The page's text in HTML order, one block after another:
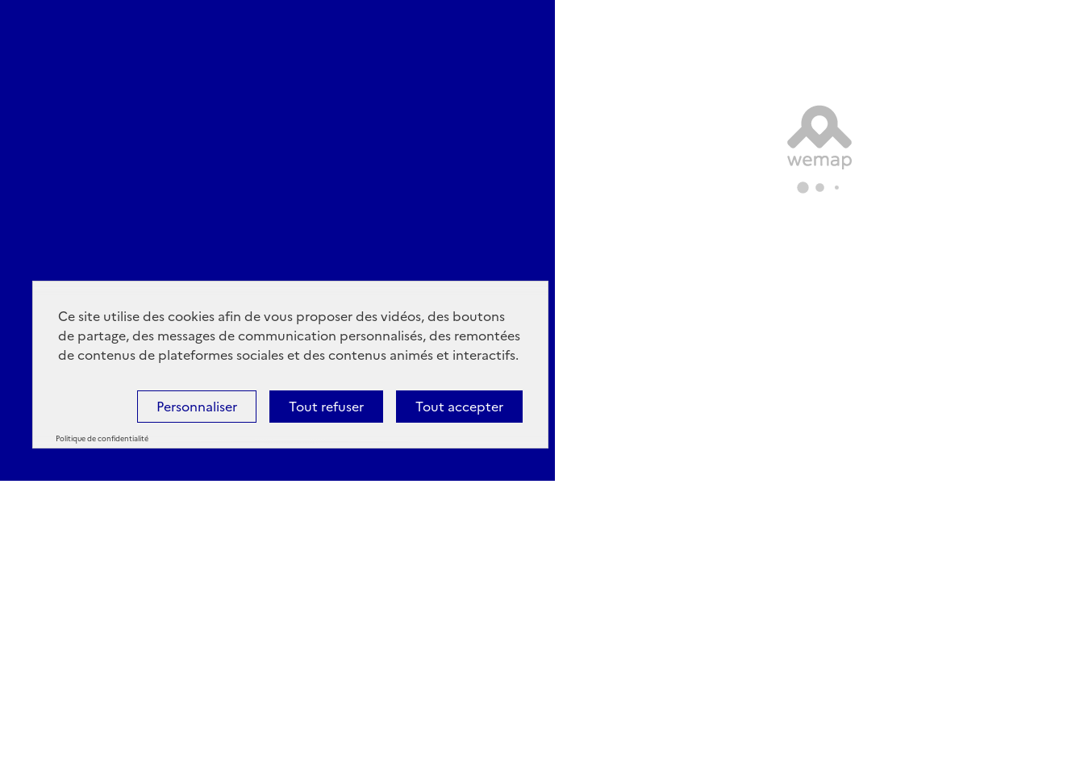
Ce site utilise des cookies afin de vous proposer des vidéos, des boutons
de partage, des messages de communication personnalisés, des remontées
de contenus de plateformes sociales et des contenus animés et interactifs.
Tout accepter
Tout refuser
Personnaliser
Politique de confidentialité